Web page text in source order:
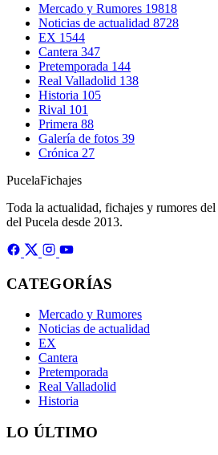
Mercado y Rumores 19818
Noticias de actualidad 8728
EX 1544
Cantera 347
Pretemporada 144
Real Valladolid 138
Historia 105
Rival 101
Primera 88
Galería de fotos 39
Crónica 27
PucelaFichajes
Toda la actualidad, fichajes y rumores
del Pucela desde 2013.
CATEGORÍAS
Mercado y Rumores
Noticias de actualidad
EX
Cantera
Pretemporada
Real Valladolid
Historia
LO ÚLTIMO